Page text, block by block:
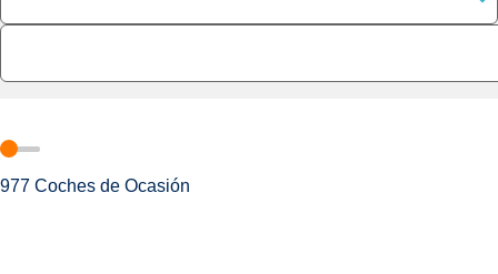
977 Coches de Ocasión